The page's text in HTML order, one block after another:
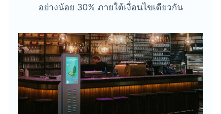
อย่างน้อย 30% ภายใต้เงื่อนไขเดียวกัน